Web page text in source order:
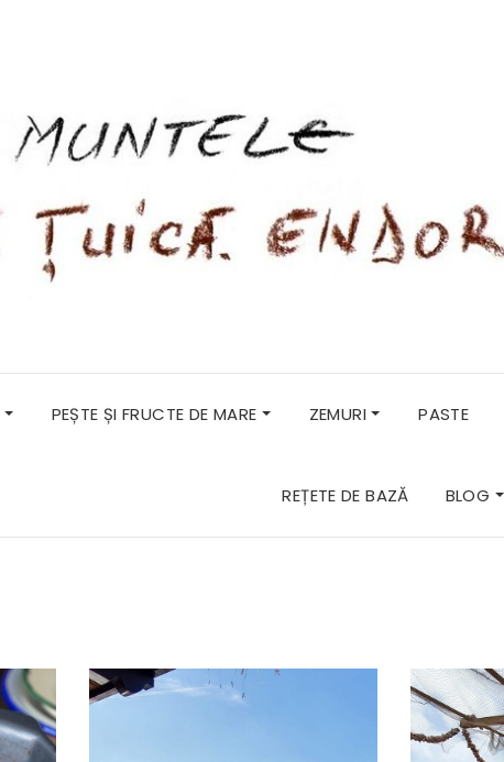
PEȘTE ȘI FRUCTE DE MARE ZEMURI PASTE
REȚETE DE BAZĂ BLOG